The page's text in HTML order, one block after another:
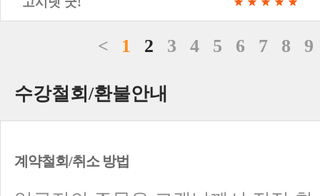
< 1 2 3 4 5 6 7 8 9
수강철회/환불안내
계약철회/취소 방법